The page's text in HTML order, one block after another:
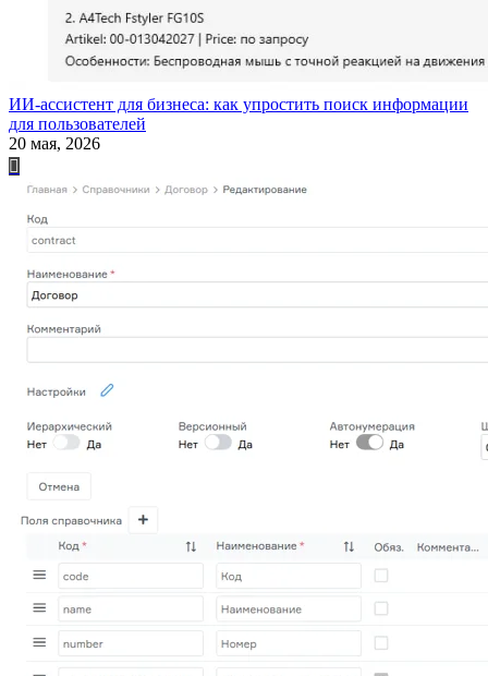
ИИ-ассистент для бизнеса: как упростить поиск информации
для пользователей
20 мая, 2026